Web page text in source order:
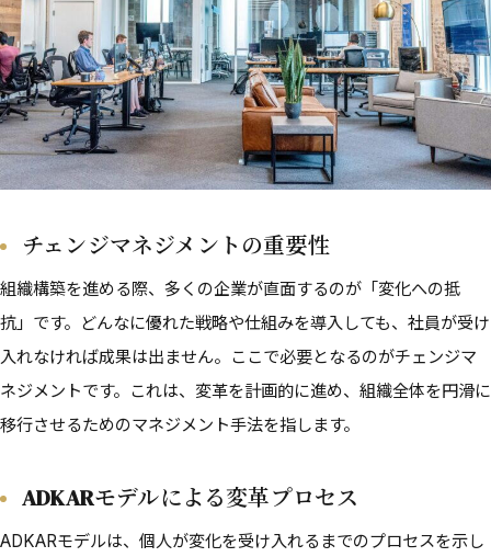
チェンジマネジメントの重要性
組織構築を進める際、多くの企業が直面するのが「変化への抵
抗」です。どんなに優れた戦略や仕組みを導入しても、社員が受け
入れなければ成果は出ません。ここで必要となるのがチェンジマ
ネジメントです。これは、変革を計画的に進め、組織全体を円滑に
移行させるためのマネジメント手法を指します。
ADKARモデルによる変革プロセス
ADKARモデルは、個人が変化を受け入れるまでのプロセスを示し